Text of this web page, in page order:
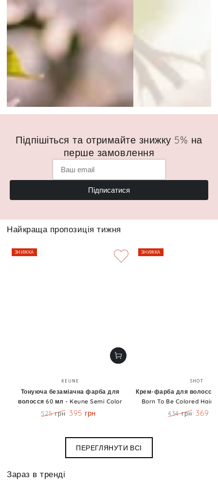
Підпішіться та отримайте знижку 5% на
перше замовлення
Підписатися
Найкраща пропозиція тижня
Бренд:
KEUNE
Тонуюча безаміачна фарба для
волосся 60 мл - Keune Semi Color
525 грн 395 грн
ЗНИЖКА
SHOT
Крем-фарба для волосся
Born To Be Colored Hair
434 грн 369
ЗНИЖКА
ПЕРЕГЛЯНУТИ ВСІ
Зараз в тренді